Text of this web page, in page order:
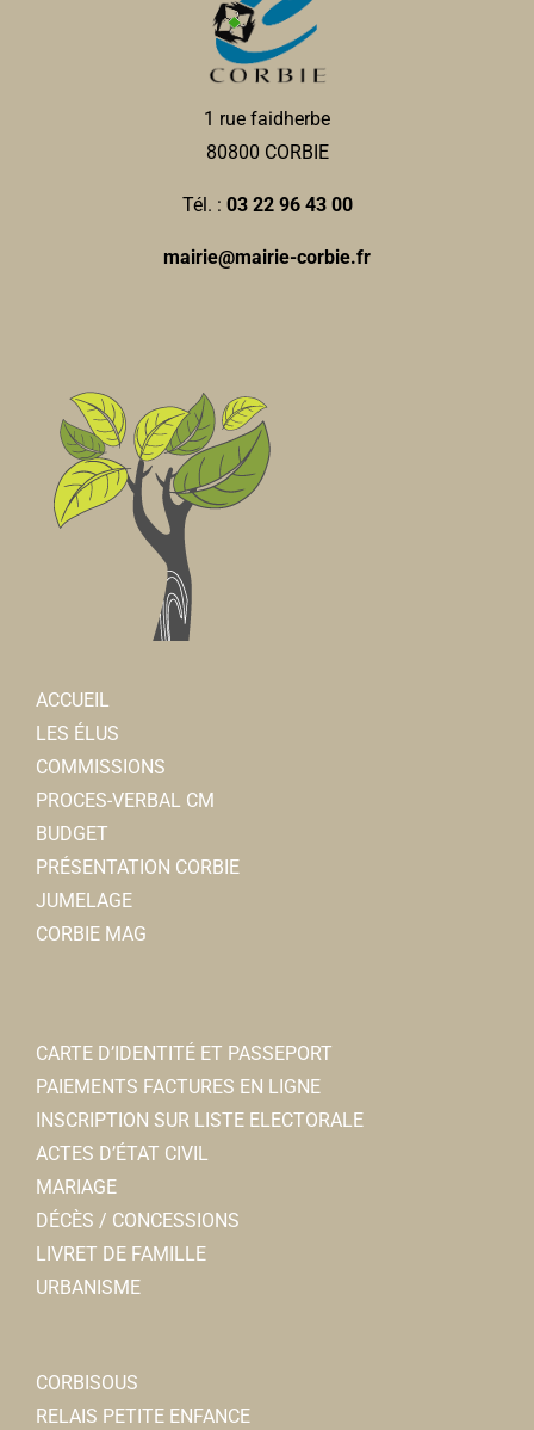
1 rue faidherbe
80800 CORBIE
Tél. : 03 22 96 43 00
mairie@mairie-corbie.fr
ACCUEIL
LES ÉLUS
COMMISSIONS
PROCES-VERBAL CM
BUDGET
PRÉSENTATION CORBIE
JUMELAGE
CORBIE MAG
CARTE D’IDENTITÉ ET PASSEPORT
PAIEMENTS FACTURES EN LIGNE
INSCRIPTION SUR LISTE ELECTORALE
ACTES D’ÉTAT CIVIL
MARIAGE
DÉCÈS / CONCESSIONS
LIVRET DE FAMILLE
URBANISME
CORBISOUS
RELAIS PETITE ENFANCE